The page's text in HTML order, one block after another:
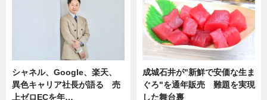
シャネル、Google、楽天、
異色キャリア社長が語る 売
上ゼロECを年…
成城石井が"新鮮で安価な生ま
ぐろ"を通年販売 難題を実現
した舞台裏